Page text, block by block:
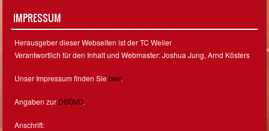
IMPRESSUM
Herausgeber dieser Webseiten ist der TC Weiler
Verantwortlich für den Inhalt und Webmaster: Joshua Jung, Arnd Kösters
Unser Impressum finden Siehier.
Angaben zur DSGVO.
Anschrift: